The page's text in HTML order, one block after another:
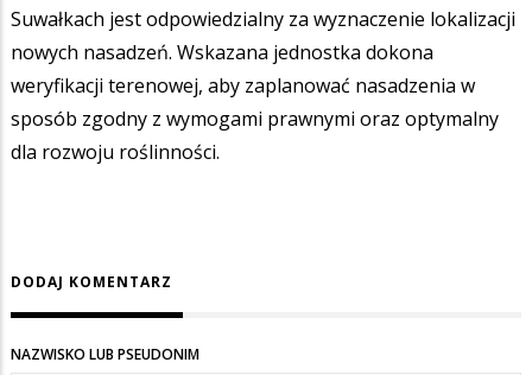
Suwałkach jest odpowiedzialny za wyznaczenie lokalizacji
nowych nasadzeń. Wskazana jednostka dokona
weryfikacji terenowej, aby zaplanować nasadzenia w
sposób zgodny z wymogami prawnymi oraz optymalny
dla rozwoju roślinności.
DODAJ KOMENTARZ
NAZWISKO LUB PSEUDONIM